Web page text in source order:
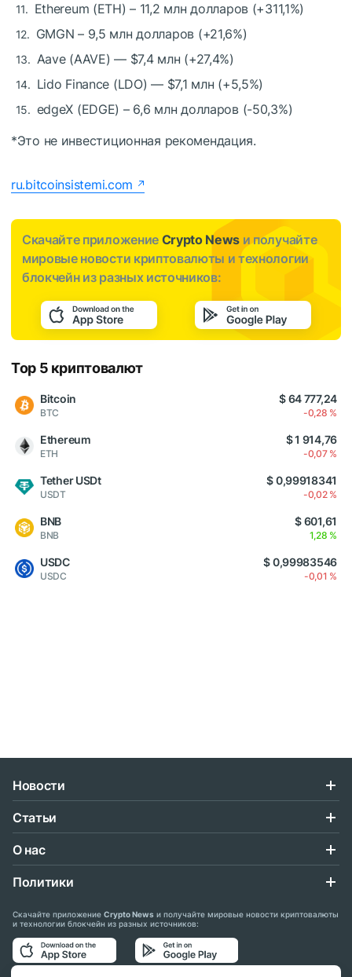
Ethereum (ETH) – 11,2 млн долларов (+311,1%)
GMGN – 9,5 млн долларов (+21,6%)
Aave (AAVE) — $7,4 млн (+27,4%)
Lido Finance (LDO) — $7,1 млн (+5,5%)
edgeX (EDGE) – 6,6 млн долларов (-50,3%)
*Это не инвестиционная рекомендация.
ru.bitcoinsistemi.com
Скачайте приложение Crypto News и получайте
мировые новости криптовалюты и технологии
блокчейн из разных источников:
Top 5 криптовалют
Bitcoin
BTC
$ 64 777,24
-0,28 %
Ethereum
ETH
$ 1 914,76
-0,07 %
Tether USDt
USDT
$ 0,99918341
-0,02 %
BNB
BNB
$ 601,61
1,28 %
USDC
USDC
$ 0,99983546
-0,01 %
Новости
Статьи
О нас
Политики
Скачайте приложение Crypto News и получайте мировые новости криптовалюты
и технологии блокчейн из разных источников: